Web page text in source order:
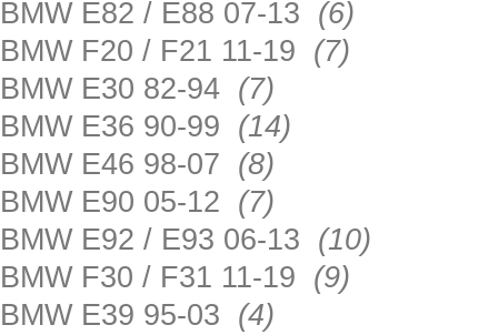
BMW E82 / E88 07-13 (6)
BMW F20 / F21 11-19 (7)
BMW E30 82-94 (7)
BMW E36 90-99 (14)
BMW E46 98-07 (8)
BMW E90 05-12 (7)
BMW E92 / E93 06-13 (10)
BMW F30 / F31 11-19 (9)
BMW E39 95-03 (4)